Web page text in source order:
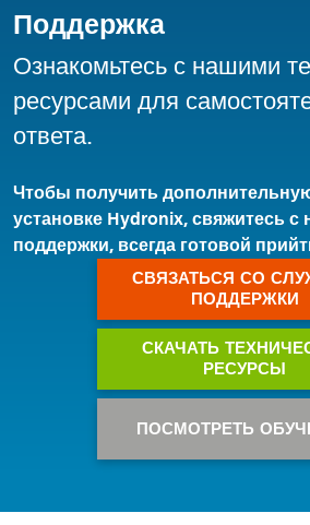
Поддержка
Ознакомьтесь с нашими
ресурсами для
ответа.
Чтобы получить
установке Hydronix, свяжитесь с
поддержки, всегда готовой
СВЯЗАТЬСЯ СО
ПОДДЕРЖКИ
СКАЧАТЬ
РЕСУРСЫ
ПОСМОТРЕТЬ